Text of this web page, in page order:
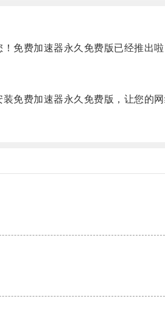
费加速器永久免费版已经推出
费加速器永久免费版，让您的